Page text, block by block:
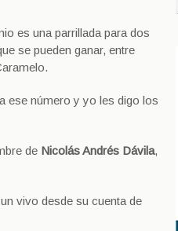
es una parrillada para dos
se pueden ganar, entre
ese número y yo les digo los
de Nicolás Andrés Dávila,
vivo desde su cuenta de